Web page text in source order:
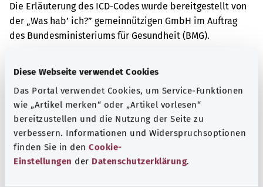
Diese Webseite verwendet Cookies
Das Portal verwendet Cookies, um Service-Funktionen
wie „Artikel merken“ oder „Artikel vorlesen“
bereitzustellen und die Nutzung der Seite zu
verbessern. Informationen und Widerspruchsoptionen
finden Sie in den Cookie-
Einstellungen der Datenschutzerklärung.
Die Erläuterung des ICD-Codes wurde bereitgestellt von
der „Was hab’ ich?” gemeinnützigen GmbH im Auftrag
des Bundesministeriums für Gesundheit (BMG).
Gut informiert
Weitere Artikel